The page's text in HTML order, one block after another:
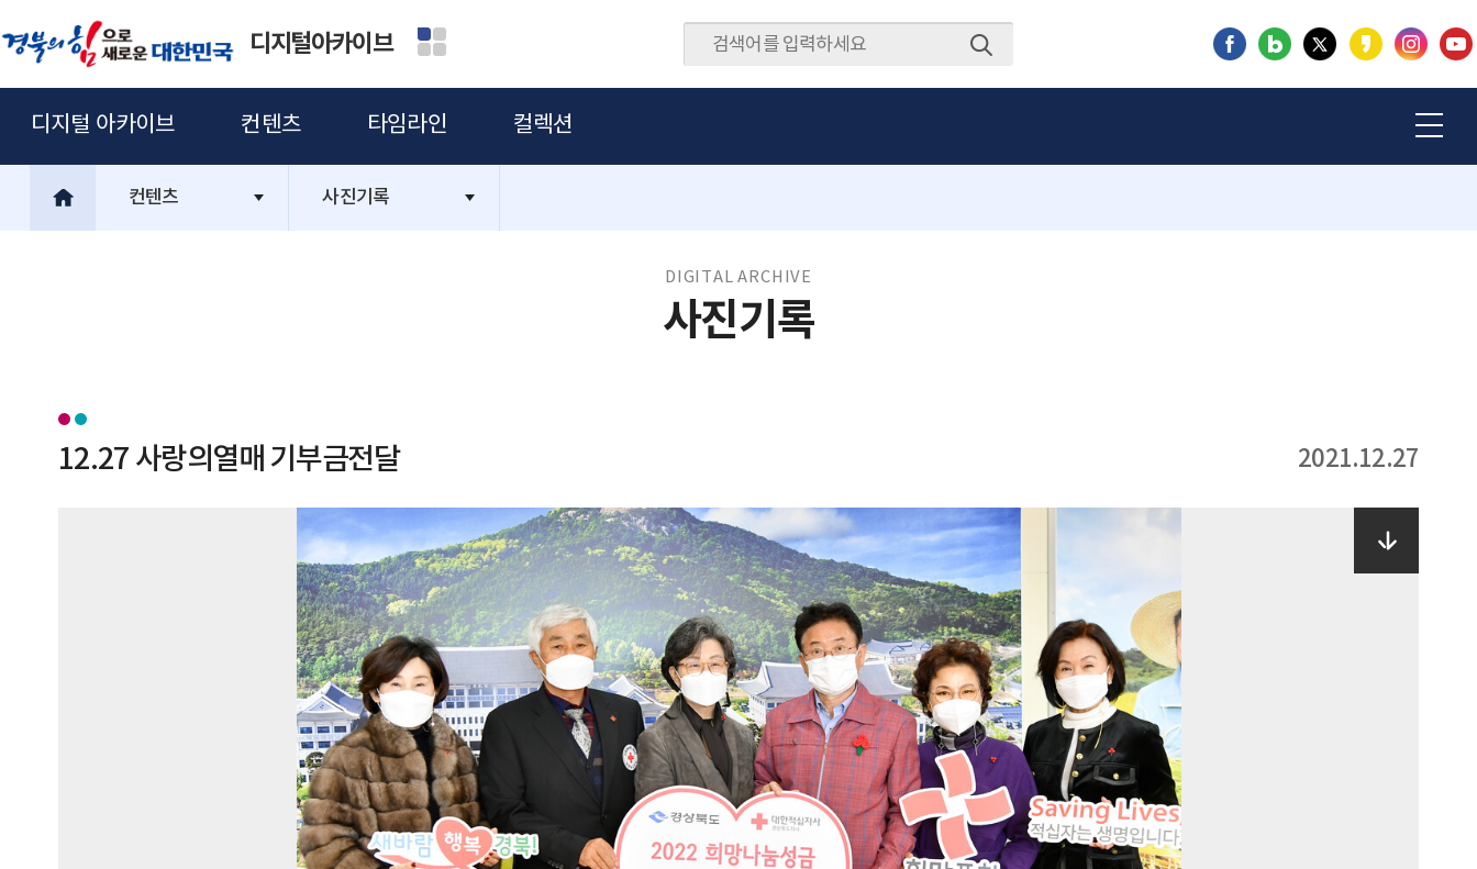
디지털아카이브
디지털 아카이브 컨텐츠 타임라인 컬렉션
컨텐츠 사진기록
DIGITAL ARCHIVE
사진기록
12.27 사랑의열매 기부금전달 2021.12.27